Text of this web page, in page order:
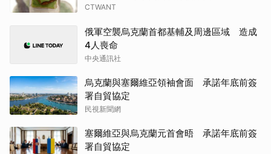
CTWANT
俄軍空襲烏克蘭首都基輔及周邊區域 造成
4人喪命
中央通訊社
烏克蘭與塞爾維亞領袖會面 承諾年底前簽
署自貿協定
民視新聞網
塞爾維亞與烏克蘭元首會晤 承諾年底前簽
署自貿協定